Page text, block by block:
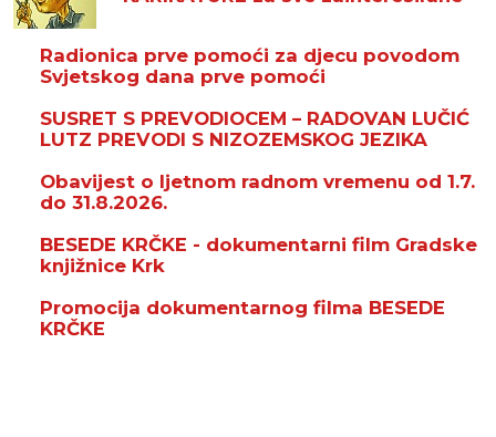
Radionica prve pomoći za djecu povodom
Svjetskog dana prve pomoći
SUSRET S PREVODIOCEM – RADOVAN LUČIĆ
LUTZ PREVODI S NIZOZEMSKOG JEZIKA
Obavijest o ljetnom radnom vremenu od 1.7.
do 31.8.2026.
BESEDE KRČKE - dokumentarni film Gradske
knjižnice Krk
Promocija dokumentarnog filma BESEDE
KRČKE